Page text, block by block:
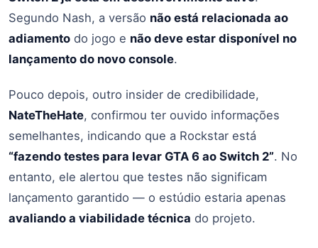
Segundo Nash, a versão não está relacionada ao
adiamento do jogo e não deve estar disponível no
lançamento do novo console.
Pouco depois, outro insider de credibilidade,
NateTheHate, confirmou ter ouvido informações
semelhantes, indicando que a Rockstar está
“fazendo testes para levar GTA 6 ao Switch 2”. No
entanto, ele alertou que testes não significam
lançamento garantido — o estúdio estaria apenas
avaliando a viabilidade técnica do projeto.